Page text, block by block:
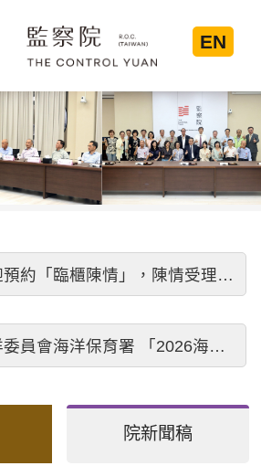
EN
歡迎預約「臨櫃陳情」，陳情受理中心將優先排定人員與您接談，釐清案情爭點後收案處理，以節省您的寶貴時間。
海洋委員會海洋保育署 「2026海洋保育創意短影音競賽」活動
院新聞稿